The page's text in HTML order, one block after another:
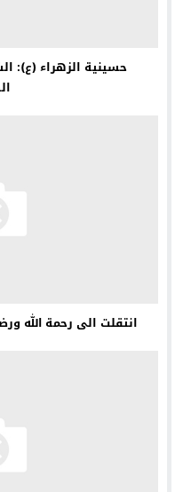
حسينية الزهراء (ع):
انتقلت الى رحمة الله